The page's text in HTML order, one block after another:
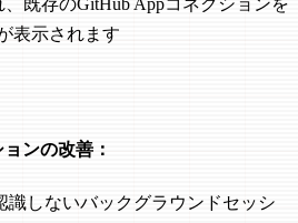
、既存のGitHub Appコネクションを
表示されます
ンの改善：
識しないバックグラウンドセッシ